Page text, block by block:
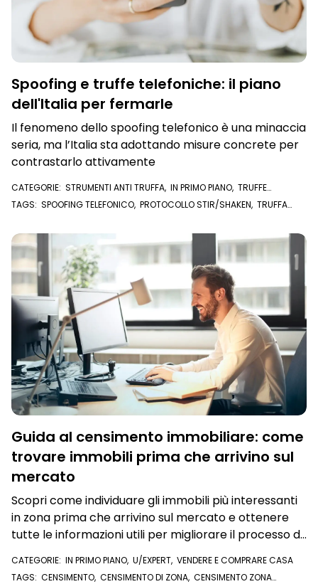
Spoofing e truffe telefoniche: il piano
dell'Italia per fermarle
Il fenomeno dello spoofing telefonico è una minaccia
seria, ma l’Italia sta adottando misure concrete per
contrastarlo attivamente
CATEGORIE: STRUMENTI ANTI TRUFFA, IN PRIMO PIANO, TRUFFE
TELEFONICHE
TAGS: SPOOFING TELEFONICO, PROTOCOLLO STIR/SHAKEN, TRUFFA
Guida al censimento immobiliare: come
trovare immobili prima che arrivino sul
mercato
Scopri come individuare gli immobili più interessanti
in zona prima che arrivino sul mercato e ottenere
tutte le informazioni utili per migliorare il processo di
CATEGORIE: IN PRIMO PIANO, U/EXPERT, VENDERE E COMPRARE CASA
TAGS: CENSIMENTO, CENSIMENTO DI ZONA, CENSIMENTO ZONA